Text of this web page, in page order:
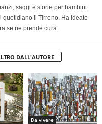
saggi e storie per bambini.
Il Tirreno. Ha ideato
se ne prende cura.
DALL'AUTORE
Da vivere